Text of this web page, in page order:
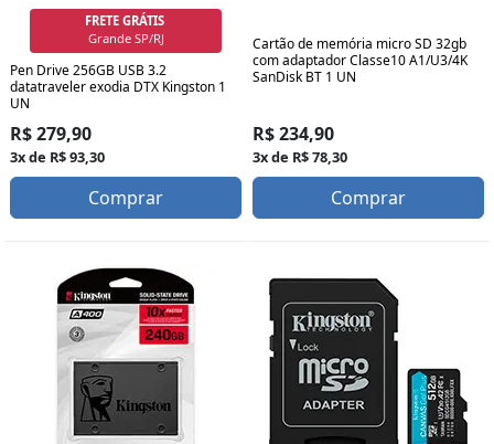
FRETE GRÁTIS
Grande SP/RJ
Pen Drive 256GB USB 3.2
datatraveler exodia DTX Kingston 1
UN
R$ 279,90
3x de R$ 93,30
Comprar
Cartão de memória micro SD 32gb
com adaptador Classe10 A1/U3/4K
SanDisk BT 1 UN
R$ 234,90
3x de R$ 78,30
Comprar